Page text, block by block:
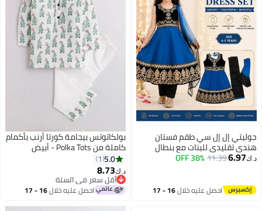
جوليتي إل إل سي طقم فستان
هندي تقليدي للبنات مع بنطال
ودوباتا – أزرق وأسود بتطريز ذهبي
د.ك‏6.97
11.39
38% OFF
احصل عليه خلال 16 - 17
7
بولكاتوتس بيجامة كورتا أرنب بأكمام
كاملة من Polka Tots - أبيض
5.0
1
د.ك‏8.73
أقل سعر في السنة
أقل سعر في السنة
احصل عليه خلال 16 - 17